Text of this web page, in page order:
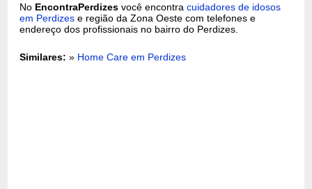
No EncontraPerdizes você encontracuidadores de idosos
em Perdizes e região da Zona Oeste com telefones e
endereço dos profissionais no bairro do Perdizes.
Similares: » Home Care em Perdizes